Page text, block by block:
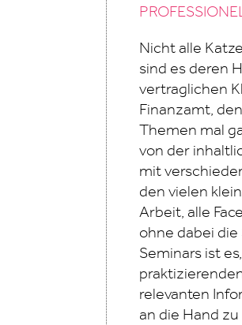
Nicht alle
sind es deren
vertraglichen
Finanzamt,
Themen mal
von der
mit
den vielen
Arbeit, alle
ohne dabei
Seminars ist
relevanten
an die Hand